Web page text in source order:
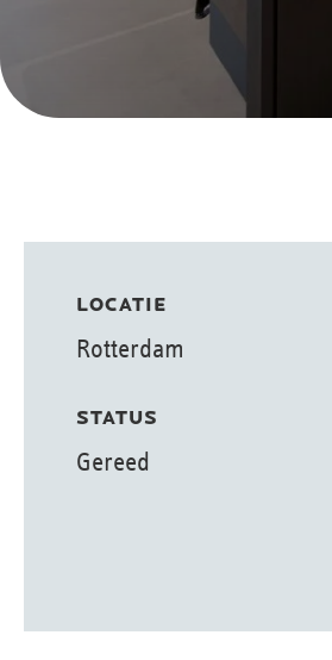
LOCATIE
Rotterdam
STATUS
Gereed